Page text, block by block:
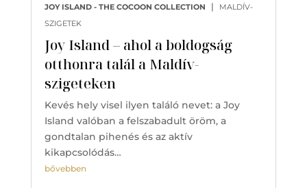
Joy Island – ahol a boldogság
otthonra talál a Maldív-
szigeteken
JOY ISLAND - THE COCOON COLLECTION |
MALDÍV-
SZIGETEK
Kevés hely visel ilyen találó nevet: a Joy
Island valóban a felszabadult öröm, a
gondtalan pihenés és az aktív
kikapcsolódás…
bővebben